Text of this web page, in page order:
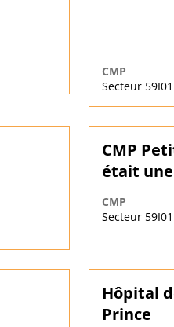
CMP
Secteur 59I01
CMP
était
CMP
Secteur 59I01
Hôpital
Prince